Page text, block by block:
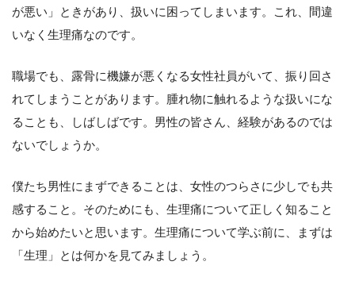
が悪い」ときがあり、扱いに困ってしまいます。これ、間違
いなく生理痛なのです。
職場でも、露骨に機嫌が悪くなる女性社員がいて、振り回さ
れてしまうことがあります。腫れ物に触れるような扱いにな
ることも、しばしばです。男性の皆さん、経験があるのでは
ないでしょうか。
僕たち男性にまずできることは、女性のつらさに少しでも共
感すること。そのためにも、生理痛について正しく知ること
から始めたいと思います。生理痛について学ぶ前に、まずは
「生理」とは何かを見てみましょう。